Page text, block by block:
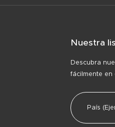
Nuestra
Descubra
fácilmente en